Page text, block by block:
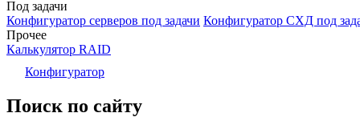
Под задачи
Конфигуратор серверов под задачи Конфигуратор СХД под
Прочее
Калькулятор RAID
Конфигуратор
Поиск по сайту